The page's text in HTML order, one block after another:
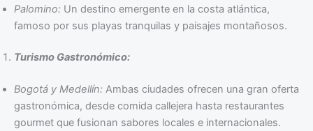
Palomino: Un destino emergente en la costa atlántica,
famoso por sus playas tranquilas y paisajes montañosos.
Turismo Gastronómico:
Bogotá y Medellín: Ambas ciudades ofrecen una gran oferta
gastronómica, desde comida callejera hasta restaurantes
gourmet que fusionan sabores locales e internacionales.